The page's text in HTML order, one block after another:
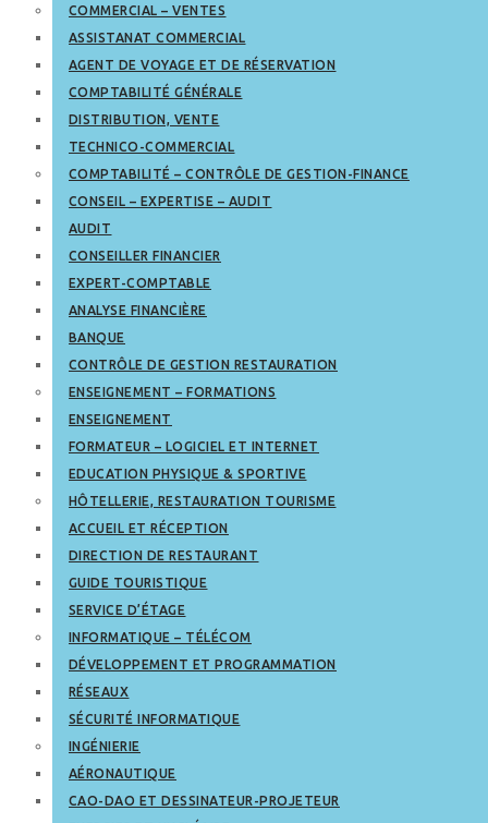
COMMERCIAL – VENTES
ASSISTANAT COMMERCIAL
AGENT DE VOYAGE ET DE RÉSERVATION
COMPTABILITÉ GÉNÉRALE
DISTRIBUTION, VENTE
TECHNICO-COMMERCIAL
COMPTABILITÉ – CONTRÔLE DE GESTION-FINANCE
CONSEIL – EXPERTISE – AUDIT
AUDIT
CONSEILLER FINANCIER
EXPERT-COMPTABLE
ANALYSE FINANCIÈRE
BANQUE
CONTRÔLE DE GESTION RESTAURATION
ENSEIGNEMENT – FORMATIONS
ENSEIGNEMENT
FORMATEUR – LOGICIEL ET INTERNET
EDUCATION PHYSIQUE & SPORTIVE
HÔTELLERIE, RESTAURATION TOURISME
ACCUEIL ET RÉCEPTION
DIRECTION DE RESTAURANT
GUIDE TOURISTIQUE
SERVICE D’ÉTAGE
INFORMATIQUE – TÉLÉCOM
DÉVELOPPEMENT ET PROGRAMMATION
RÉSEAUX
SÉCURITÉ INFORMATIQUE
INGÉNIERIE
AÉRONAUTIQUE
CAO-DAO ET DESSINATEUR-PROJETEUR